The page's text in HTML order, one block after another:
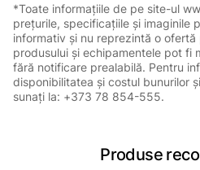
*Toate informațiile de pe site-ul
prețurile, specificațiile și imaginile
informativ și nu reprezintă o
produsului și echipamentele pot fi
fără notificare prealabilă. Pentru
disponibilitatea și costul bunurilor
sunați la: +373 78 854-555.
Produse